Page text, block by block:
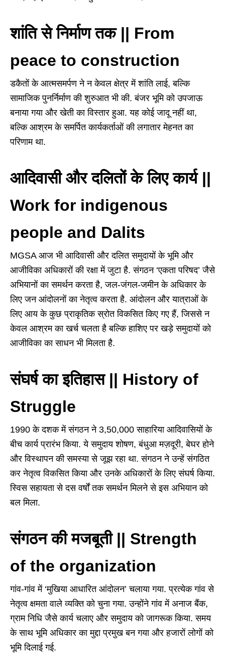
शांति से निर्माण तक || From
peace to construction
डकैतों के आत्मसमर्पण ने न केवल क्षेत्र में शांति लाई, बल्कि
सामाजिक पुनर्निर्माण की शुरुआत भी की. बंजर भूमि को उपजाऊ
बनाया गया और खेती का विस्तार हुआ. यह कोई जादू नहीं था,
बल्कि आश्रम के समर्पित कार्यकर्ताओं की लगातार मेहनत का
परिणाम था.
आदिवासी और दलितों के लिए कार्य ||
Work for indigenous
people and Dalits
MGSA आज भी आदिवासी और दलित समुदायों के भूमि और
आजीविका अधिकारों की रक्षा में जुटा है. संगठन ‘एकता परिषद’ जैसे
अभियानों का समर्थन करता है, जल-जंगल-जमीन के अधिकार के
लिए जन आंदोलनों का नेतृत्व करता है. आंदोलन और यात्राओं के
लिए आय के कुछ प्राकृतिक स्रोत विकसित किए गए हैं, जिससे न
केवल आश्रम का खर्च चलता है बल्कि हाशिए पर खड़े समुदायों को
आजीविका का साधन भी मिलता है.
संघर्ष का इतिहास || History of
Struggle
1990 के दशक में संगठन ने 3,50,000 साहारिया आदिवासियों के
बीच कार्य प्रारंभ किया. ये समुदाय शोषण, बंधुआ मज़दूरी, बेघर होने
और विस्थापन की समस्या से जूझ रहा था. संगठन ने उन्हें संगठित
कर नेतृत्व विकसित किया और उनके अधिकारों के लिए संघर्ष किया.
स्विस सहायता से दस वर्षों तक समर्थन मिलने से इस अभियान को
बल मिला.
संगठन की मजबूती || Strength
of the organization
गांव-गांव में ‘मुखिया आधारित आंदोलन’ चलाया गया. प्रत्येक गांव से
नेतृत्व क्षमता वाले व्यक्ति को चुना गया. उन्होंने गांव में अनाज बैंक,
ग्राम निधि जैसे कार्य चलाए और समुदाय को जागरूक किया. समय
के साथ भूमि अधिकार का मुद्दा प्रमुख बन गया और हजारों लोगों को
भूमि दिलाई गई.